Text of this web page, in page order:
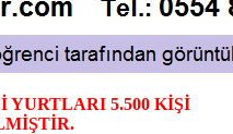
YURTLARI 5.500 KİŞİ